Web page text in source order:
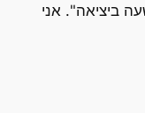
ביציאה". אני